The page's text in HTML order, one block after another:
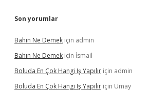
Son yorumlar
Bahın Ne Demek için admin
Bahın Ne Demek için İsmail
Boluda En Çok Hangi Iş Yapılır için admin
Boluda En Çok Hangi Iş Yapılır için Umay